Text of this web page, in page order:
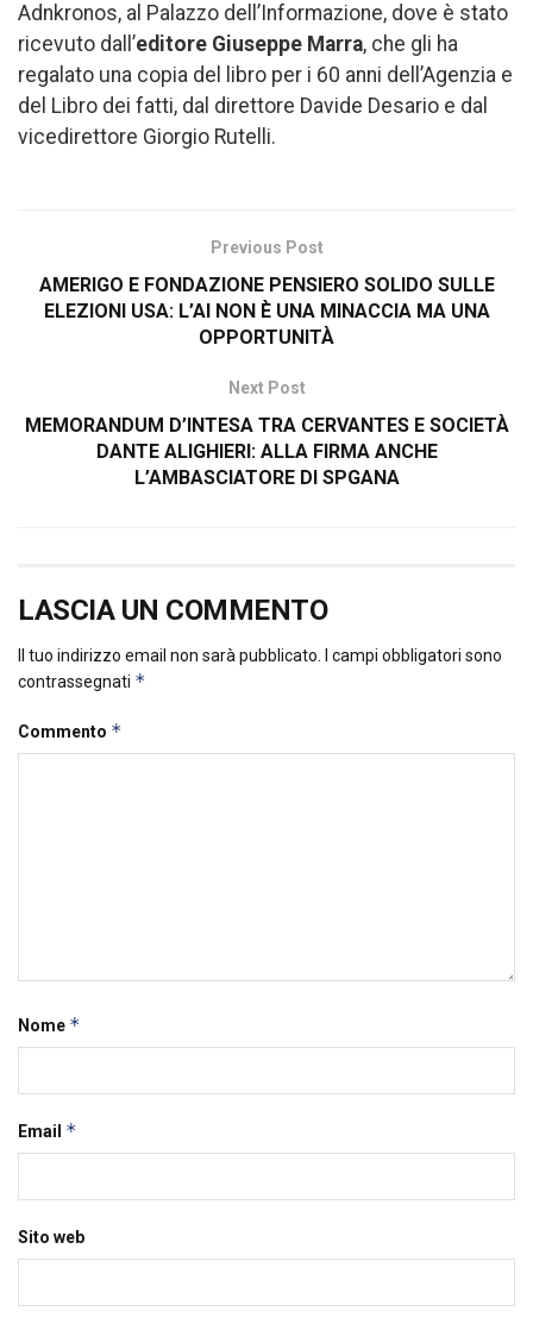
Adnkronos, al Palazzo dell’Informazione, dove è stato
ricevuto dall’editore Giuseppe Marra, che gli ha
regalato una copia del libro per i 60 anni dell’Agenzia e
del Libro dei fatti, dal direttore Davide Desario e dal
vicedirettore Giorgio Rutelli.
Previous Post
AMERIGO E FONDAZIONE PENSIERO SOLIDO SULLE
ELEZIONI USA: L’AI NON È UNA MINACCIA MA UNA
OPPORTUNITÀ
Next Post
MEMORANDUM D’INTESA TRA CERVANTES E SOCIETÀ
DANTE ALIGHIERI: ALLA FIRMA ANCHE
L’AMBASCIATORE DI SPGANA
LASCIA UN COMMENTO
Il tuo indirizzo email non sarà pubblicato.
I campi obbligatori sono
contrassegnati *
Commento *
Nome *
Email *
Sito web